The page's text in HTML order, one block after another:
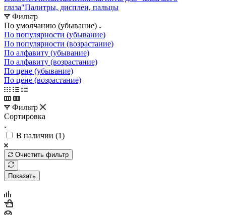
глаза"Палитры, дисплеи, пальцы
Фильтр
По умолчанию (убывание)
По популярности (убывание)
По популярности (возрастание)
По алфавиту (убывание)
По алфавиту (возрастание)
По цене (убывание)
По цене (возрастание)
Фильтр
Сортировка
В наличии (1)
Очистить фильтр
Показать